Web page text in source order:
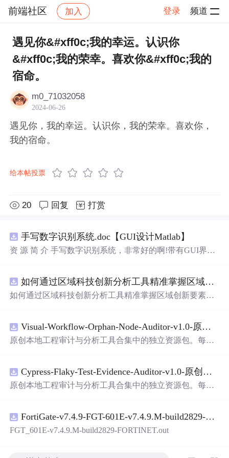
前端社区 加入 登录 频道
社区 前端社区 感慨 帖子详情
遇见你&#xff0c;我的幸运。认识你
&#xff0c;我的荣幸。喜欢你&#xff0c;我的
宿命。
m0_71032058
2024-06-26
遇见你，我的幸运。认识你，我的荣幸。喜欢你，
我的宿命。
给本帖投票
20 回复 打赏
手写数字识别系统.doc【GUI设计Matlab】
资 源 简 介 手写数字识别系统，非常好的啊!带有GUI界
带有直观的图形用户界面（GUI），非常容易使用。你只
需要将手写数字输入系统，它将立即给出准确的识别结
是一个非常方便和实用的工具，你一定会喜欢它的！
如何通过区域科技创新分析工具精准掌握区域创新要素分布与产业链融合现状？.docx
如何通过区域科技创新分析工具精准掌握区域创新要素分
Visual-Workflow-Orphan-Node-Auditor-v1.0-原创源码与文档.zip
原创本地工程审计与分析工具合集中的独立资源包。每个
README、运行说明、功能清单、MIT License及原创与授
权声明。解压后进入project目录，执行npm test验证算法，
目源码、Logo、官方截图、论文、生产日志或其他受限素
材。适合前端开发、AI应用工程、测试审计和课程实践。
Cypress-Flaky-Test-Evidence-Auditor-v1.0-原创源码与文档.zip
原创本地工程审计与分析工具合集中的独立资源包。每个
README、运行说明、功能清单、MIT License及原创与授
权声明。解压后进入project目录，执行npm test验证算法，
FortiGate-v7.4.9-FGT-601E-v7.4.9.M-build2829-FORTINET.out
FGT_601E-v7.4.9.M-build2829-FORTINET.out